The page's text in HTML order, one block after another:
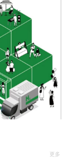
更多